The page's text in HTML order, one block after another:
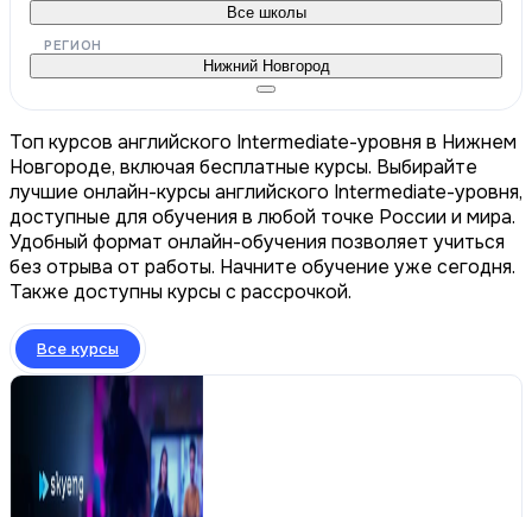
Все школы
РЕГИОН
Нижний Новгород
Топ курсов английского Intermediate-уровня в Нижнем
Новгороде, включая бесплатные курсы. Выбирайте
лучшие онлайн-курсы английского Intermediate-уровня,
доступные для обучения в любой точке России и мира.
Удобный формат онлайн-обучения позволяет учиться
без отрыва от работы. Начните обучение уже сегодня.
Также доступны курсы с рассрочкой.
Все курсы